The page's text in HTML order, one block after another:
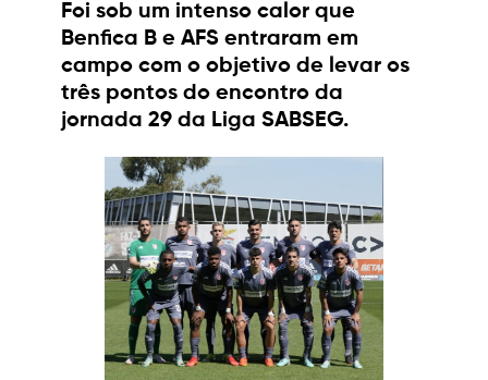
Foi sob um intenso calor que
Benfica B e AFS entraram em
campo com o objetivo de levar os
três pontos do encontro da
jornada 29 da Liga SABSEG.